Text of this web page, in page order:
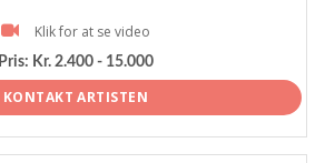
Klik for at se video
Pris: Kr. 2.400 - 15.000
KONTAKT ARTISTEN